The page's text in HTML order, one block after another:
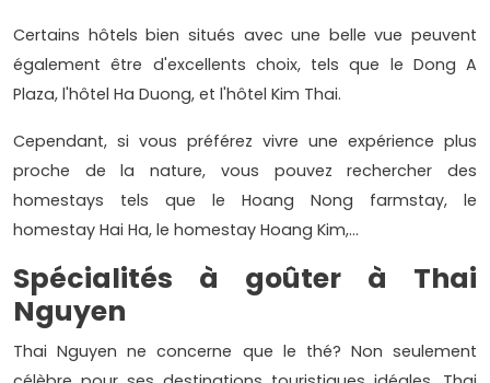
Certains hôtels bien situés avec une belle vue peuvent
également être d'excellents choix, tels que le Dong A
Plaza, l'hôtel Ha Duong, et l'hôtel Kim Thai.
Cependant, si vous préférez vivre une expérience plus
proche de la nature, vous pouvez rechercher des
homestays tels que le Hoang Nong farmstay, le
homestay Hai Ha, le homestay Hoang Kim,...
Spécialités à goûter à Thai
Nguyen
Thai Nguyen ne concerne que le thé? Non seulement